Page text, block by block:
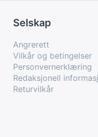
Selskap
Angrerett
Vilkår og betingelser
Personvernerklæring
Redaksjonell
Returvilkår